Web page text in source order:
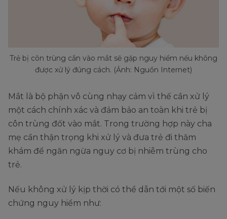
Trẻ bị côn trùng cắn vào mắt sẽ gặp nguy hiểm nếu không
được xử lý đúng cách. (Ảnh: Nguồn Internet)
Mắt là bộ phận vô cùng nhạy cảm vì thế cần xử lý
một cách chính xác và đảm bảo an toàn khi trẻ bị
côn trùng đốt vào mắt. Trong trường hợp này cha
mẹ cần thận trọng khi xử lý và đưa trẻ đi thăm
khám để ngăn ngừa nguy cơ bị nhiễm trùng cho
trẻ.
Nếu không xử lý kịp thời có thể dẫn tới một số biến
chứng nguy hiểm như: